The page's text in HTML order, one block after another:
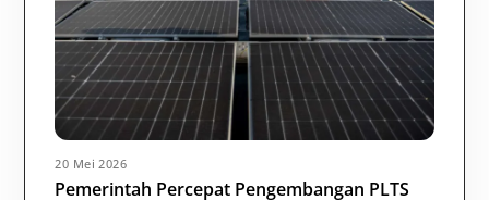
20 Mei 2026
Pemerintah Percepat Pengembangan PLTS